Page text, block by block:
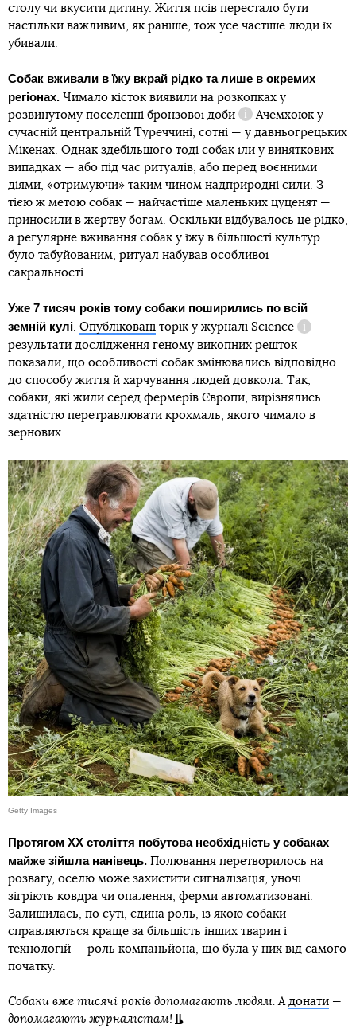
столу чи вкусити дитину. Життя псів перестало бути
настільки важливим, як раніше, тож усе частіше люди їх
убивали.
Собак вживали в їжу вкрай рідко та лише в окремих
регіонах. Чимало кісток виявили на розкопках у
розвинутому поселенні бронзової доби
Довідка
Ачемхоюк у
сучасній центральній Туреччині, сотні — у давньогрецьких
Мікенах. Однак здебільшого тоді собак їли у виняткових
випадках — або під час ритуалів, або перед воєнними
діями, «отримуючи» таким чином надприродні сили. З
тією ж метою собак — найчастіше маленьких цуценят —
приносили в жертву богам. Оскільки відбувалось це рідко,
а регулярне вживання собак у їжу в більшості культур
було табуйованим, ритуал набував особливої
сакральності.
Уже 7 тисяч років тому собаки поширились по всій
земній кулі. Опубліковані торік у журналі Science
Довідка
результати дослідження геному викопних решток
показали, що особливості собак змінювались відповідно
до способу життя й харчування людей довкола. Так,
собаки, які жили серед фермерів Європи, вирізнялись
здатністю перетравлювати крохмаль, якого чимало в
зернових.
Getty Images
Протягом XX століття побутова необхідність у собаках
майже зійшла нанівець. Полювання перетворилось на
розвагу, оселю може захистити сигналізація, уночі
зігріють ковдра чи опалення, ферми автоматизовані.
Залишилась, по суті, єдина роль, із якою собаки
справляються краще за більшість інших тварин і
технологій — роль компаньйона, що була у них від самого
початку.
Собаки вже тисячі років допомагають людям. А донати —
допомагають журналістам!